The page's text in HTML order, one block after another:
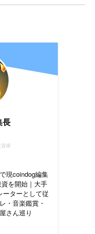
家
現coindog編集
資を開始｜大手
ーターとして従
・音楽鑑賞・
さん巡り